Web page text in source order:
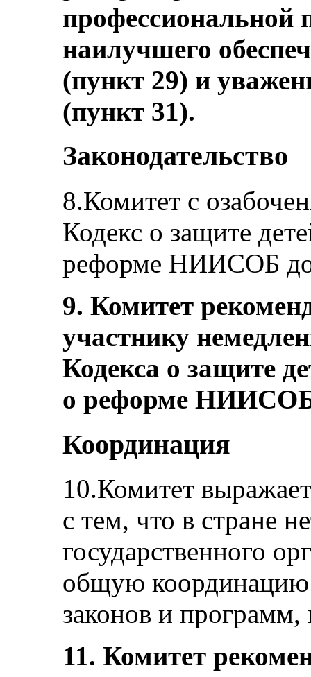
профессиональной
наилучшего
(пункт 29) и
(пункт 31).
Законодательство
8.Комитет с
Кодекс о защите
реформе НИИСОБ до
9. Комитет
участнику
Кодекса о защите
о реформе
Координация
10.Комитет
с тем, что в стране
государственного
общую координацию
законов и
11. Комитет